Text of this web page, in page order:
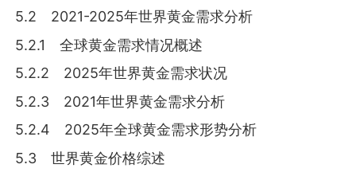
5.2 2021-2025年世界黄金需求分析
5.2.1 全球黄金需求情况概述
5.2.2 2025年世界黄金需求状况
5.2.3 2021年世界黄金需求分析
5.2.4 2025年全球黄金需求形势分析
5.3 世界黄金价格综述